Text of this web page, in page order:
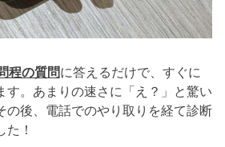
程の質問に答えるだけで、すぐに
す。あまりの速さに「え？」と驚い
の後、電話でのやり取りを経て診断
！